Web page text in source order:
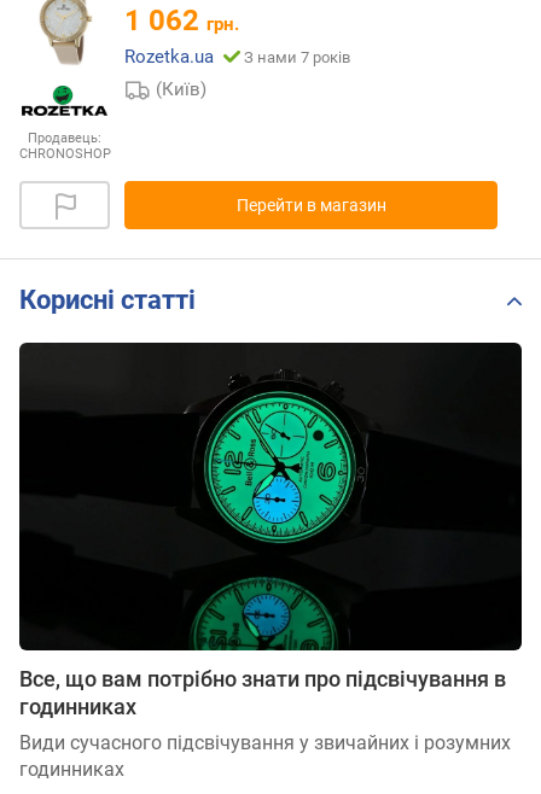
Продавець:
CHRONOSHOP
1 062 грн.
Rozetka.ua
З нами 7 років
(Київ)
Перейти в магазин
Корисні статті
Все, що вам потрібно знати про підсвічування в
годинниках
Види сучасного підсвічування у звичайних і розумних
годинниках